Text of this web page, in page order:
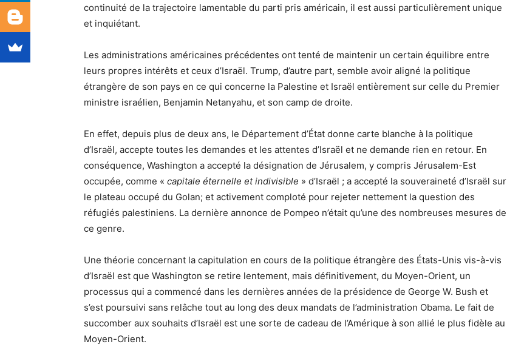
continuité de la trajectoire lamentable du parti pris américain, il est aussi particulièrement unique
et inquiétant.
Les administrations américaines précédentes ont tenté de maintenir un certain équilibre entre
leurs propres intérêts et ceux d’Israël. Trump, d’autre part, semble avoir aligné la politique
étrangère de son pays en ce qui concerne la Palestine et Israël entièrement sur celle du Premier
ministre israélien, Benjamin Netanyahu, et son camp de droite.
En effet, depuis plus de deux ans, le Département d’État donne carte blanche à la politique
d’Israël, accepte toutes les demandes et les attentes d’Israël et ne demande rien en retour. En
conséquence, Washington a accepté la désignation de Jérusalem, y compris Jérusalem-Est
occupée, comme « capitale éternelle et indivisible » d’Israël ; a accepté la souveraineté d’Israël sur
le plateau occupé du Golan; et activement comploté pour rejeter nettement la question des
réfugiés palestiniens. La dernière annonce de Pompeo n’était qu’une des nombreuses mesures de
ce genre.
Une théorie concernant la capitulation en cours de la politique étrangère des États-Unis vis-à-vis
d’Israël est que Washington se retire lentement, mais définitivement, du Moyen-Orient, un
processus qui a commencé dans les dernières années de la présidence de George W. Bush et
s’est poursuivi sans relâche tout au long des deux mandats de l’administration Obama. Le fait de
succomber aux souhaits d’Israël est une sorte de cadeau de l’Amérique à son allié le plus fidèle au
Moyen-Orient.